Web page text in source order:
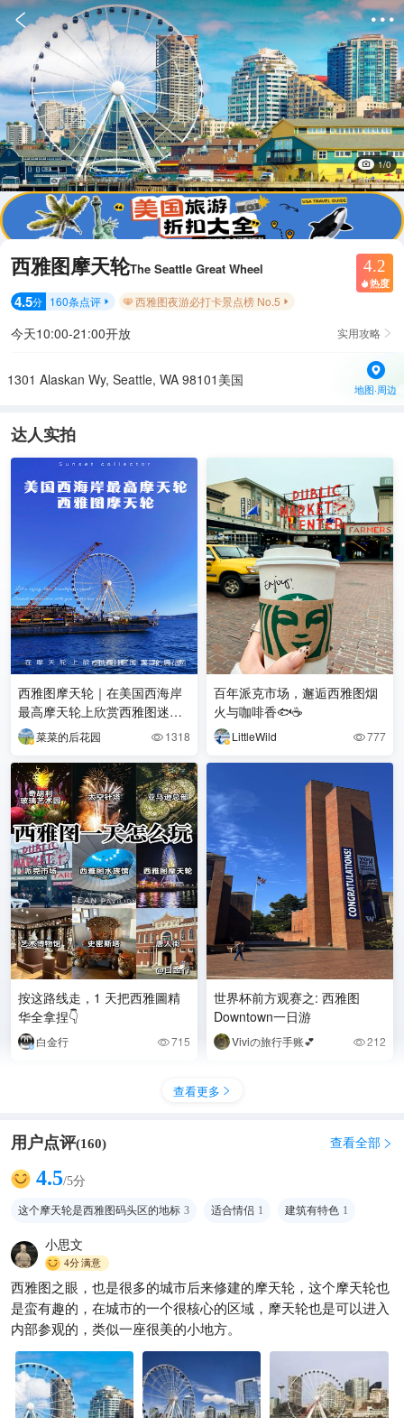
 
1/0
西雅图摩天轮The Seattle Great Wheel 4.2
 热度
4.5分 160条点评  西雅图夜游必打卡景点榜 No.5 
今天10:00-21:00开放 实用攻略 
1301 Alaskan Wy, Seattle, WA 98101美国
地图·周边
达人实拍
西雅图摩天轮｜在美国西海岸
最高摩天轮上欣赏西雅图迷人
海景菜菜的后花园  1318
按这路线走，1 天把西雅圖精
华全拿捏👇
白金行 715
毕业旅行首选｜西雅图治愈攻
略·摩天轮下的
百年派克市场，邂逅西雅图烟
火与咖啡香🐟☕️
LittleWild 777
世界杯前方观赛之: 西雅图
Downtown一日游
Viviの旅行手账💕 212
查看更多 
用户点评(160) 查看全部 
4.5/5分
这个摩天轮是西雅图码头区的地标 3 适合情侣 1 建筑有特色 1
小思文
4分满意
西雅图之眼，也是很多的城市后来修建的摩天轮，这个摩天轮也
是蛮有趣的，在城市的一个很核心的区域，摩天轮也是可以进入
内部参观的，类似一座很美的小地方。